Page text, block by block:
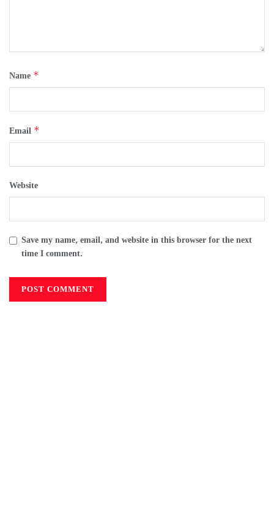
Name *
Email *
Website
Save my name, email, and website in this browser for the next
time I comment.